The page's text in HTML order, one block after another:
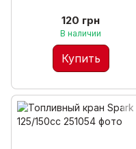
120 грн
В наличии
Купить